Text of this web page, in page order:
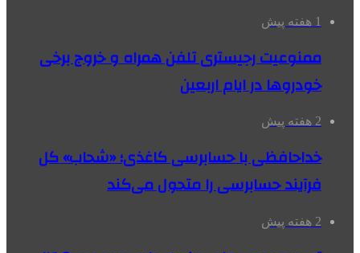
1 هفته پیش
ممنوعیت رجیستری تلفن همراه و خروج برخی
خودروها در ایام اربعین
2 هفته پیش
خداحافظی با حسابرسی کاغذی؛ «شحاب» کل
فرآیند حسابرسی را متحول می‌کند
2 هفته پیش